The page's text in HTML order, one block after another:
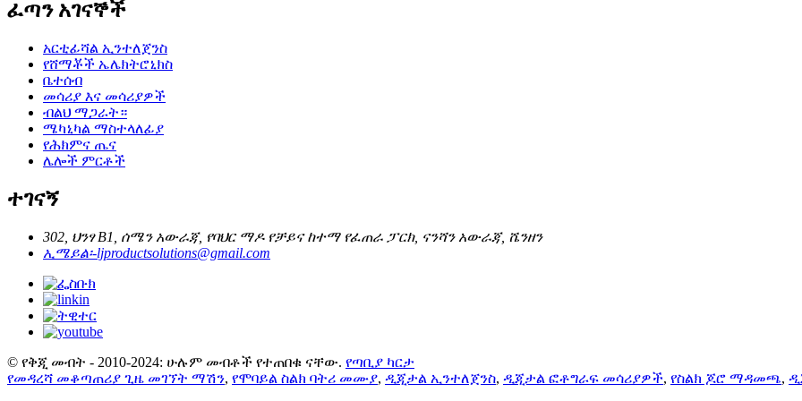
ፈጣን አገናኞች
አርቲፊሻል ኢንተለጀንስ
የሸማቾች ኤሌክትሮኒክስ
ቤተሰብ
መሳሪያ እና መሳሪያዎች
ብልህ ማጋራት።
ሜካኒካል ማስተላለፊያ
የሕክምና ጤና
ሌሎች ምርቶች
ተገናኝ
302, ህንፃ B1, ሰሜን አውራጃ, የባህር ማዶ የቻይና ከተማ የፈጠራ ፓርክ, ናንሻን አውራጃ, ሼንዘን
ኢሜይል፡-ljproductsolutions@gmail.com
© የቅጂ መብት - 2010-2024: ሁሉም መብቶች የተጠበቁ ናቸው. የጣቢያ ካርታ
የመዳረሻ መቆጣጠሪያ ጊዜ መገኘት ማሽን, የሞባይል ስልክ ባትሪ መሙያ, ዲጂታል ኢንተለጀንስ, ዲጂታል ፎቶግራፍ መሳሪያዎች, የስልክ ጆሮ ማዳመጫ,